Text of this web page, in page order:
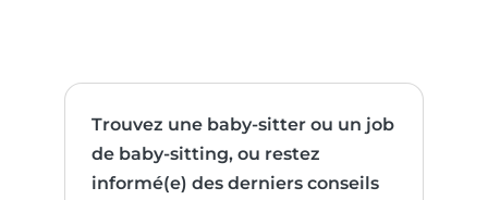
Trouvez une baby-sitter ou un job
de baby-sitting, ou restez
informé(e) des derniers conseils